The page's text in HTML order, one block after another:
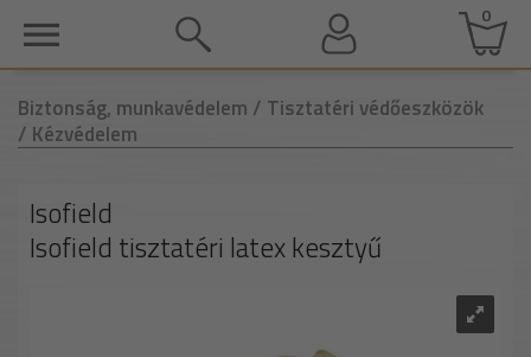
0
Biztonság, munkavédelem / Tisztatéri védőeszközök
/ Kézvédelem
Isofield
Isofield tisztatéri latex kesztyű